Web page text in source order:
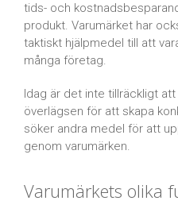
tids- och
produkt. Varumärket har
taktiskt hjälpmedel till att
många företag.
Idag är det inte tillräckligt
överlägsen för att skapa
söker andra medel för att
genom varumärken.
Varumärkets olika